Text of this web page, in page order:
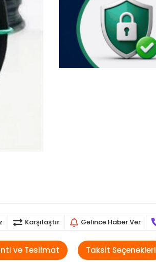
Karşılaştır Gelince Haber Ver
ve Teslimat Taksit Seçenekleri